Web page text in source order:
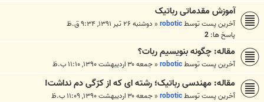
آموزش مقدماتی رباتیک
آخرین پست توسطrobotic
« دوشنبه ۲۶ تیر ۱۳۹۱, ۹:۳۴ ق.ظ
پاسخ ها: 2
مقاله: چگونه بنویسیم ربات؟
آخرین پست توسطrobotic
« جمعه ۳۰ اردیبهشت ۱۳۹۰, ۱۱:۱۰ ب.ظ
مقاله: مهندسی رباتیک؛ رشته ای که از کرّگی دم نداشت!
آخرین پست توسطrobotic
« جمعه ۳۰ اردیبهشت ۱۳۹۰, ۱۱:۰۹ ب.ظ